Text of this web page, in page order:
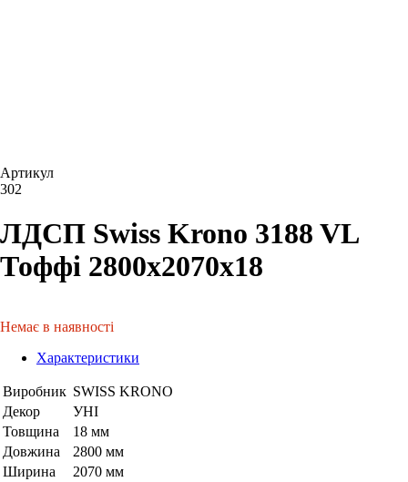
Артикул
302
ЛДСП Swiss Krono 3188 VL
Тоффі 2800х2070х18
Немає в наявності
Характеристики
Виробник SWISS KRONO
Декор
УНІ
Товщина
18 мм
Довжина
2800 мм
Ширина
2070 мм